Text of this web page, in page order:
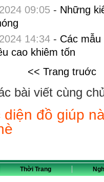
09:05- Những
14:34- Các
cao khiêm tốn
<< Trang truớc
bài viết cùng
đồ giúp
Thời Trang